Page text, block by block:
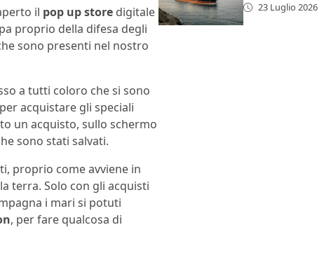
il pop up store digitale
proprio della difesa degli
sono presenti nel nostro
a tutti coloro che si sono
acquistare gli speciali
un acquisto, sullo schermo
sono stati salvati.
proprio come avviene in
terra. Solo con gli acquisti
i mari si potuti
, per fare qualcosa di
23 Luglio 2026